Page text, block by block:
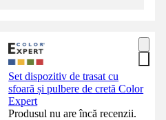
Set dispozitiv de trasat cu
sfoară și pulbere de cretă Color
Expert
Produsul nu are încă recenzii.